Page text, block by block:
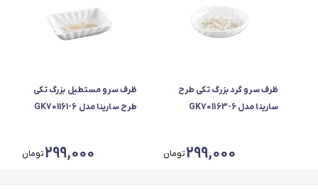
ظرف سرو گرد بزرگ تکی طرح
سارینا مدل GK701163-6
299,000تومان
ظرف سرو مستطیل بزرگ تکی
طرح سارینا مدل GK701161-6
299,000تومان